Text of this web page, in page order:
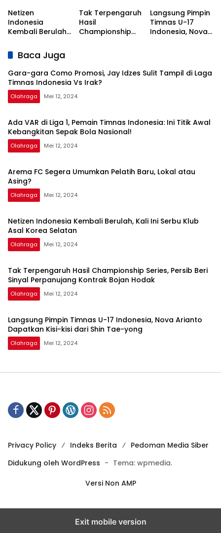
Timnas
Indonesia Vs
Irak?
Kebangkitan
Sepak Bola
Nasional!
Netizen
Indonesia
Kembali Berulah,
Asal Korea
Selatan
Tak Terpengaruh
Hasil
Championship
Kontrak Bojan
Hodak
Langsung Pimpin
Timnas U-17
Indonesia, Nova
yong
Baca Juga
Gara-gara Como Promosi, Jay Idzes Sulit Tampil di Laga
Timnas Indonesia Vs Irak?
Olahraga Mei 12, 2024
Ada VAR di Liga 1, Pemain Timnas Indonesia: Ini Titik Awal
Kebangkitan Sepak Bola Nasional!
Olahraga Mei 12, 2024
Arema FC Segera Umumkan Pelatih Baru, Lokal atau
Asing?
Olahraga Mei 12, 2024
Netizen Indonesia Kembali Berulah, Kali Ini Serbu Klub
Asal Korea Selatan
Olahraga Mei 12, 2024
Tak Terpengaruh Hasil Championship Series, Persib Beri
Sinyal Perpanujang Kontrak Bojan Hodak
Olahraga Mei 12, 2024
Langsung Pimpin Timnas U-17 Indonesia, Nova Arianto
Dapatkan Kisi-kisi dari Shin Tae-yong
Olahraga Mei 12, 2024
Privacy Policy Indeks Berita
Pedoman Media Siber
Didukung oleh WordPress - Tema: wpmedia.
Versi Non AMP
Exit mobile version